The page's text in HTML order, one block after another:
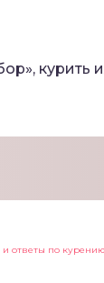
курить
ответы по курению